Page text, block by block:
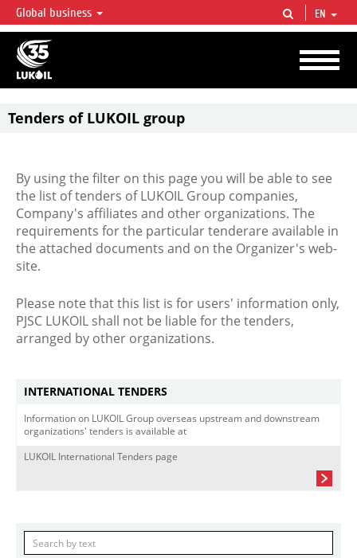
LUKOIL OVERVIEW
LUKOIL is one of the largest oil & gas vertical integrated companies in the world
accounting for over 2% of crude production and circa 1% of proved hydrocarbon
reserves globally.
Global business EN
Tenders of LUKOIL group
By using the filter on this page you will be able to see
the list of tenders of LUKOIL Group companies,
Company's affiliates and other organizations. The
requirements for the particular tenderare available in
the attached documents and on the Organizer's web-
site.
Please note that this list is for users' information only,
PJSC LUKOIL shall not be liable for the tenders,
arranged by other organizations.
INTERNATIONAL TENDERS
Information on LUKOIL Group overseas upstream and downstream
organizations' tenders is available at
LUKOIL International Tenders page